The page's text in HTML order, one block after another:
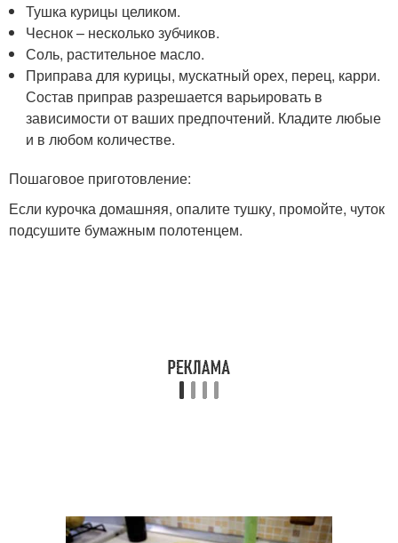
Тушка курицы целиком.
Чеснок – несколько зубчиков.
Соль, растительное масло.
Приправа для курицы, мускатный орех, перец, карри.
Состав приправ разрешается варьировать в
зависимости от ваших предпочтений. Кладите любые
и в любом количестве.
Пошаговое приготовление:
Если курочка домашняя, опалите тушку, промойте, чуток
подсушите бумажным полотенцем.